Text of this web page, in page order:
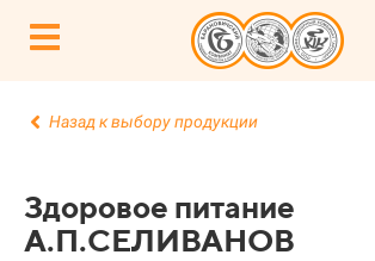
Назад к выбору продукции
Здоровое питание
А.П.СЕЛИВАНОВ